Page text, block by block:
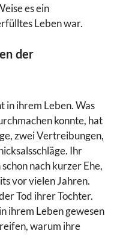
es ein
Leben war.
der
in ihrem Leben. Was
konnte, hat
zwei Vertreibungen,
Ihr
nach kurzer Ehe,
vor vielen Jahren.
Tod ihrer Tochter.
ihrem Leben gewesen
warum ihre